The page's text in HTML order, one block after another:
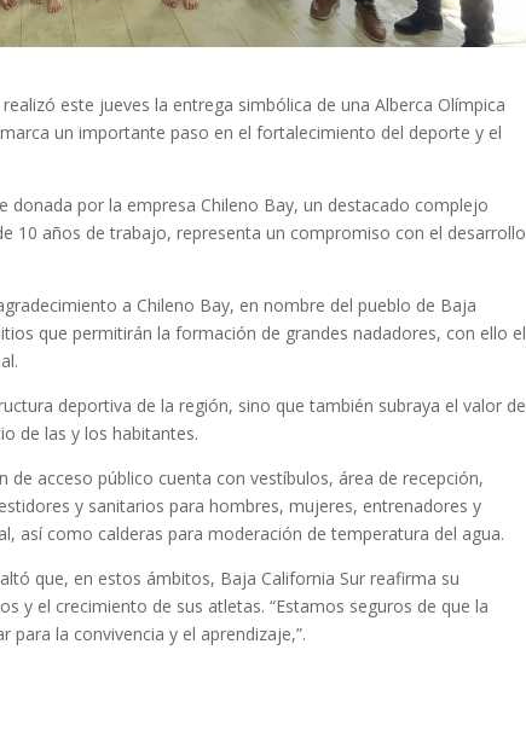
este jueves la entrega simbólica de una Alberca Olímpica
un importante paso en el fortalecimiento del deporte y el
por la empresa Chileno Bay, un destacado complejo
10 años de trabajo, representa un compromiso con el desarrollo
a Chileno Bay, en nombre del pueblo de Baja
que permitirán la formación de grandes nadadores, con ello el
deportiva de la región, sino que también subraya el valor de
de las y los habitantes.
acceso público cuenta con vestíbulos, área de recepción,
y sanitarios para hombres, mujeres, entrenadores y
así como calderas para moderación de temperatura del agua.
que, en estos ámbitos, Baja California Sur reafirma su
y el crecimiento de sus atletas. “Estamos seguros de que la
la convivencia y el aprendizaje,”.